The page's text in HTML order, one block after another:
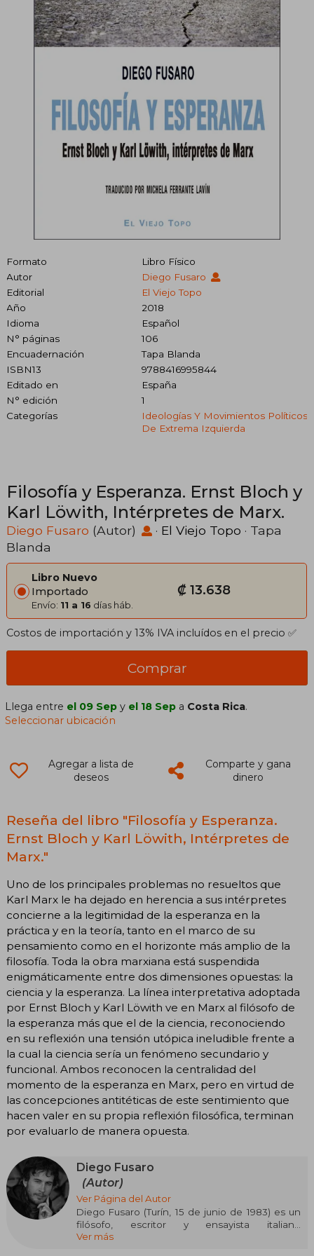
Formato
Libro Físico
Autor
Diego Fusaro
Editorial
El Viejo Topo
Año
2018
Idioma
Español
N° páginas
106
Encuadernación
Tapa Blanda
ISBN13
9788416995844
Editado en
España
N° edición
1
Categorías
Ideologías Y Movimientos Políticos
De Extrema Izquierda
Filosofía y Esperanza. Ernst Bloch y
Karl Löwith, Intérpretes de Marx.
Diego Fusaro (Autor) · El Viejo Topo · Tapa
Blanda
Libro Nuevo
Importado
Envío: 11 a 16 días háb.
₡ 13.638
Costos de importación y 13% IVA incluídos en el precio ✅
Comprar
Llega entre el 09 Sep y el 18 Sep a Costa Rica.
Seleccionar ubicación
Agregar a lista de
deseos
Comparte y gana
dinero
Reseña del libro "Filosofía y Esperanza.
Ernst Bloch y Karl Löwith, Intérpretes de
Marx."
Uno de los principales problemas no resueltos que
Karl Marx le ha dejado en herencia a sus intérpretes
concierne a la legitimidad de la esperanza en la
práctica y en la teoría, tanto en el marco de su
pensamiento como en el horizonte más amplio de la
filosofía. Toda la obra marxiana está suspendida
enigmáticamente entre dos dimensiones opuestas: la
ciencia y la esperanza. La línea interpretativa adoptada
por Ernst Bloch y Karl Löwith ve en Marx al filósofo de
la esperanza más que el de la ciencia, reconociendo
en su reflexión una tensión utópica ineludible frente a
la cual la ciencia sería un fenómeno secundario y
funcional. Ambos reconocen la centralidad del
momento de la esperanza en Marx, pero en virtud de
las concepciones antitéticas de este sentimiento que
hacen valer en su propia reflexión filosófica, terminan
por evaluarlo de manera opuesta.
Diego Fusaro
(Autor)
Ver Página del Autor
Diego Fusaro (Turín, 15 de junio de 1983) es un
filósofo, escritor y ensayista italiano
especializado en Filosofía de la Historia e
Ver más